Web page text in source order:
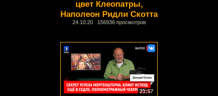
цвет Клеопатры,
Наполеон Ридли Скотта
24.10.20 156936 просмотров
21:57